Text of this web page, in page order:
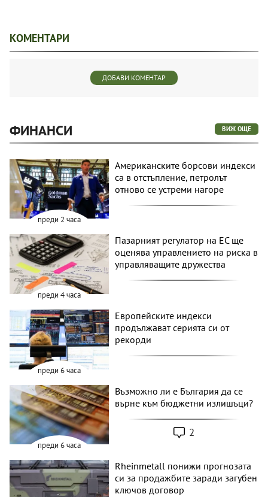
КОМЕНТАРИ
ДОБАВИ КОМЕНТАР
ФИНАНСИ ВИЖ ОЩЕ
преди 2 часа
Американските борсови индекси
са в отстъпление, петролът
отново се устреми нагоре
преди 4 часа
Пазарният регулатор на ЕС ще
оценява управлението на риска в
управляващите дружества
преди 6 часа
Европейските индекси
продължават серията си от
рекорди
преди 6 часа
Възможно ли е България да се
върне към бюджетни излишъци?
2
Rheinmetall понижи прогнозата
си за продажбите заради загубен
ключов договор